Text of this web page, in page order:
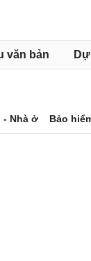
văn bản
- Nhà ở Bảo